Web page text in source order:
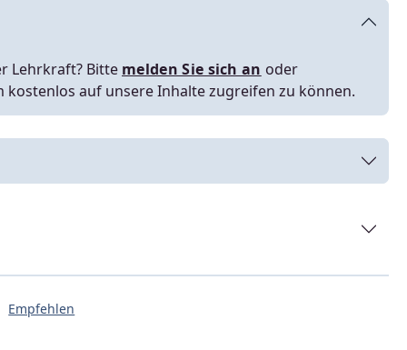
Lehrkraft? Bitte melden Sie sich an oder
kostenlos auf unsere Inhalte zugreifen zu können.
Empfehlen